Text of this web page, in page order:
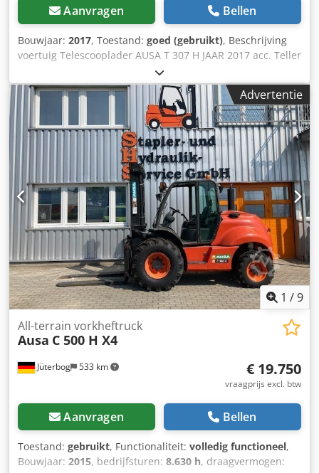
Aanvragen Bellen
Bouwjaar: 2017, Toestand: goed (gebruikt), Beschrijving
voertuig Telescooplader AUSA T 307 H JAAR 2017 acc. Teller
8.832 uur 3 ton hefvermogen 7 meter hefhoogte 63 KW
Kubota turbomotor slechts 2,07 meter stahoogte slechts
2,02 meter totale breedte - incl. grijper - incl. grondschop -
incl. palletvork - hydr. snelwissel - 3e cirkel naar
vorkenbord - aandrijving op alle wielen - 3 stuurstanden -
joystick bediening - Onmiddellijk klaar voor gebruik -
originele lak - Kenteken NL Verkoopprijs: 32.950,-- netto
Goedkope levering ook mogelijk !!! Csdpfxemxkats Ac Hoha
Advertentie
1 /9
Jüterbog 533 km
All-terrain vorkheftruck
Ausa C 500 H X4
€ 19.750
vraagprijs excl. btw
Aanvragen Bellen
Toestand: gebruikt, Functionaliteit: volledig functioneel,
Bouwjaar: 2015, bedrijfsturen: 8.630 h, draagvermogen: